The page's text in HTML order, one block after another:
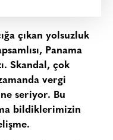
çıkan yolsuzluk
Panama
Skandal, çok
vergi
seriyor. Bu
bildiklerimizin